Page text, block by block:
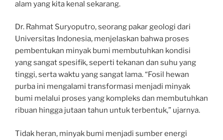
alam yang kita kenal sekarang.
Dr. Rahmat Suryoputro, seorang pakar geologi dari
Universitas Indonesia, menjelaskan bahwa proses
pembentukan minyak bumi membutuhkan kondisi
yang sangat spesifik, seperti tekanan dan suhu yang
tinggi, serta waktu yang sangat lama. “Fosil hewan
purba ini mengalami transformasi menjadi minyak
bumi melalui proses yang kompleks dan membutuhkan
ribuan hingga jutaan tahun untuk terbentuk,” ujarnya.
Tidak heran, minyak bumi menjadi sumber energi